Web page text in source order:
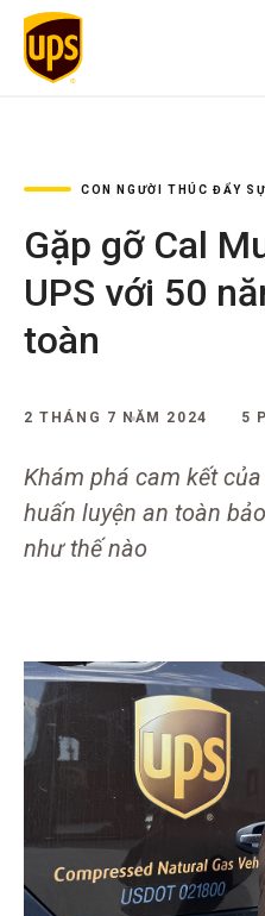
CON NGƯỜI THÚC ĐẨY
Gặp gỡ Cal
UPS với 50
toàn
2 THÁNG 7 NĂM 2024 5
Khám phá cam kết
huấn luyện an toàn
như thế nào